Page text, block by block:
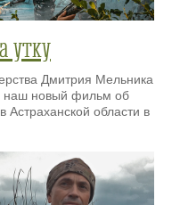
утку
Дмитрия Мельника
наш новый фильм об
области в